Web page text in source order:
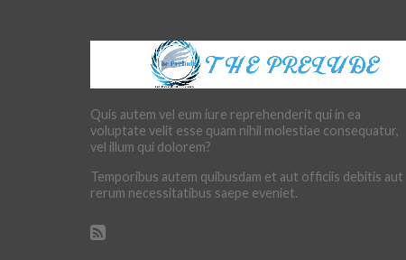
Quis autem vel eum iure reprehenderit qui in ea
voluptate velit esse quam nihil molestiae consequatur,
vel illum qui dolorem?
Temporibus autem quibusdam et aut officiis debitis aut
rerum necessitatibus saepe eveniet.